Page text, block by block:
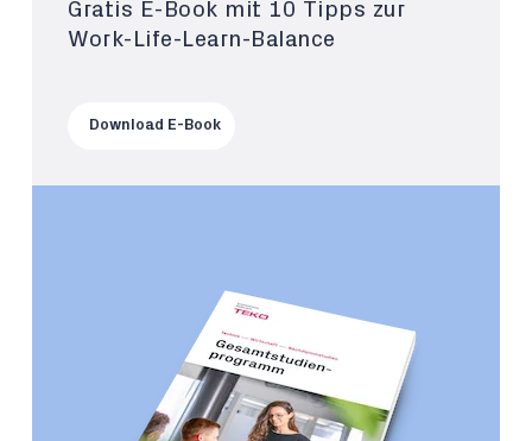
Gratis E-Book mit 10 Tipps zur
Work-Life-Learn-Balance
Download E-Book